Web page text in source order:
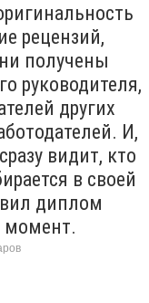
рецензий,
получены
руководителя,
других
И,
видит, кто
в своей
диплом
момент.